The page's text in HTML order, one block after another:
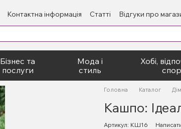
Контактна інформація Статті
Відгуки про
Бізнес та
послуги
Мода і
стиль
Хобі,
Головна Каталог
Кашпо:
Артикул: КШ16